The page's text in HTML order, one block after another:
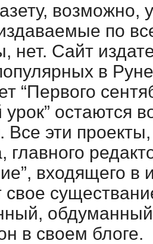
возможно,
по
нет. Сайт
в
“Первого
урок” остаются
Все эти
главного
входящего в
свое
в своем блоге.